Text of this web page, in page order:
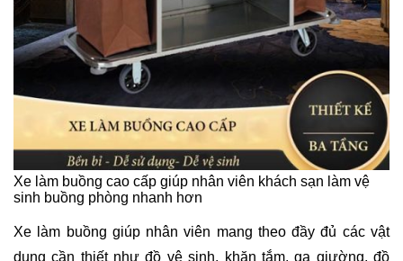
Xe làm buồng cao cấp giúp nhân viên khách sạn làm vệ
sinh buồng phòng nhanh hơn
Xe làm buồng giúp nhân viên mang theo đầy đủ các vật
dụng cần thiết như đồ vệ sinh, khăn tắm, ga giường, đồ